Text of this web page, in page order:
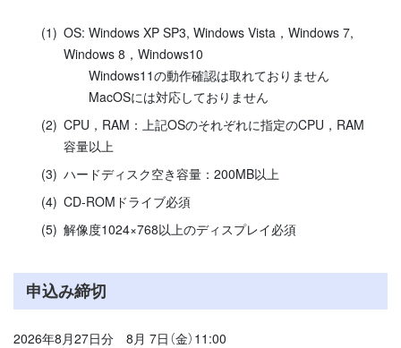
OS: Windows XP SP3, Windows Vista，Windows 7,
Windows 8，Windows10
Windows11の動作確認は取れておりません
MacOSには対応しておりません
CPU，RAM：上記OSのそれぞれに指定のCPU，RAM
容量以上
ハードディスク空き容量：200MB以上
CD-ROMドライブ必須
解像度1024×768以上のディスプレイ必須
申込み締切
2026年8月27日分 8月 7日（金）11:00